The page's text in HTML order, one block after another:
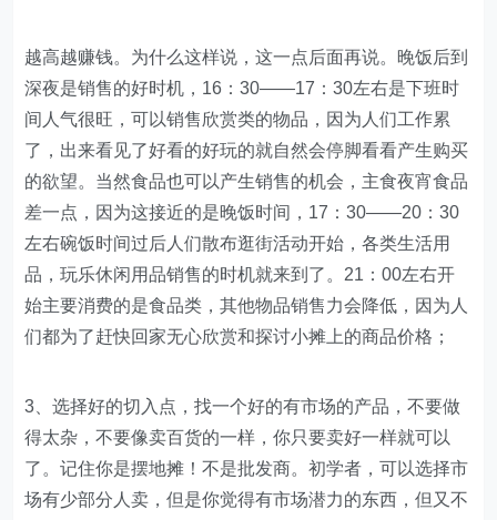
越高越赚钱。为什么这样说，这一点后面再说。晚饭后到
深夜是销售的好时机，16：30——17：30左右是下班时
间人气很旺，可以销售欣赏类的物品，因为人们工作累
了，出来看见了好看的好玩的就自然会停脚看看产生购买
的欲望。当然食品也可以产生销售的机会，主食夜宵食品
差一点，因为这接近的是晚饭时间，17：30——20：30
左右碗饭时间过后人们散布逛街活动开始，各类生活用
品，玩乐休闲用品销售的时机就来到了。21：00左右开
始主要消费的是食品类，其他物品销售力会降低，因为人
们都为了赶快回家无心欣赏和探讨小摊上的商品价格；
3、选择好的切入点，找一个好的有市场的产品，不要做
得太杂，不要像卖百货的一样，你只要卖好一样就可以
了。记住你是摆地摊！不是批发商。初学者，可以选择市
场有少部分人卖，但是你觉得有市场潜力的东西，但又不